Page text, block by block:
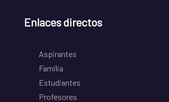
Enlaces directos
Aspirantes
Familia
Estudiantes
Profesores